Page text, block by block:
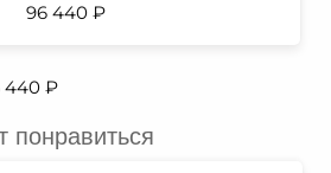
96 440 ₽
440 ₽